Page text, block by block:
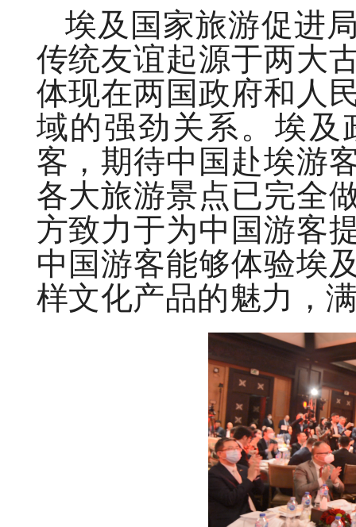
埃及国家旅游促进
传统友谊起源于两大
体现在两国政府和人
域的强劲关系。埃
客，期待中国赴埃游
各大旅游景点已完全
方致力于为中国游客
中国游客能够体验埃
样文化产品的魅力，